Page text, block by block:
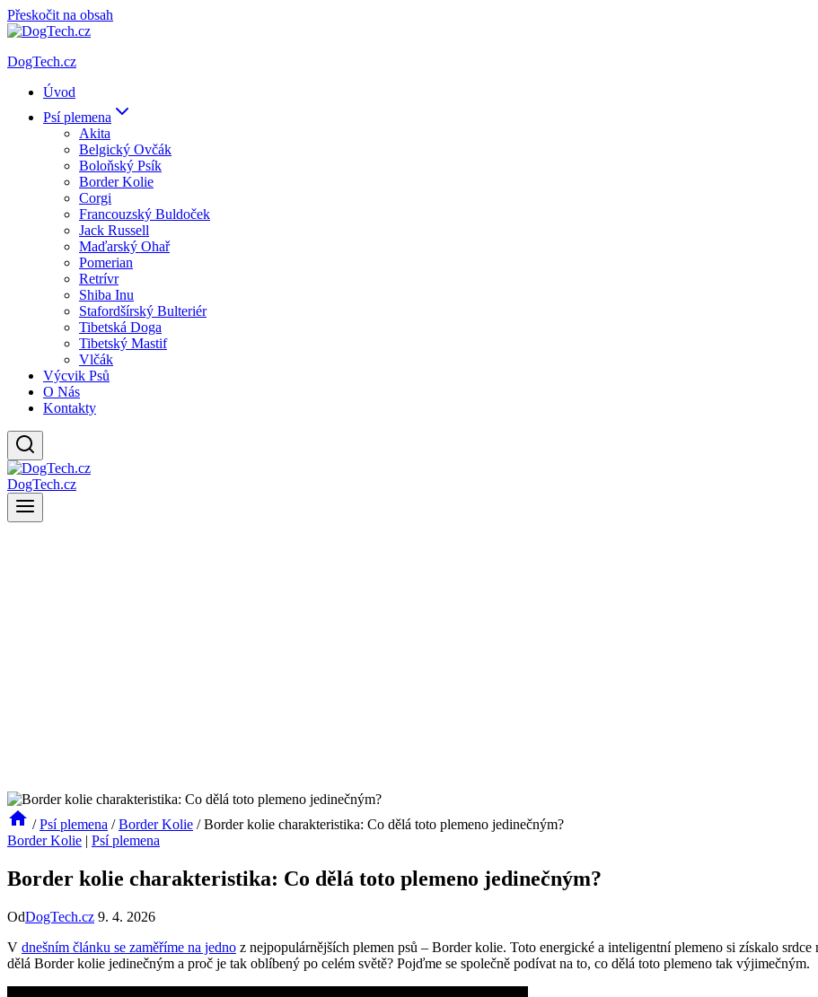
Přeskočit na obsah
DogTech.cz
Úvod
Psí plemena
Akita
Belgický Ovčák
Boloňský Psík
Border Kolie
Corgi
Francouzský Buldoček
Jack Russell
Maďarský Ohař
Pomerian
Retrívr
Shiba Inu
Stafordšírský Bulteriér
Tibetská Doga
Tibetský Mastif
Vlčák
Výcvik Psů
O Nás
Kontakty
DogTech.cz
/ Psí plemena / Border Kolie / Border kolie charakteristika: Co dělá toto plemeno jedinečným?
Border Kolie | Psí plemena
Border kolie charakteristika: Co dělá toto plemeno jedinečným?
OdDogTech.cz 9. 4. 2026
V dnešním článku se zaměříme na jedno z nejpopulárnějších plemen psů – Border kolie. Toto energické a inteligentní plemeno si získalo
dělá Border kolie jedinečným a proč je tak oblíbený po celém světě? Pojďme se společně podívat na to, co dělá toto plemeno tak výjimečným.